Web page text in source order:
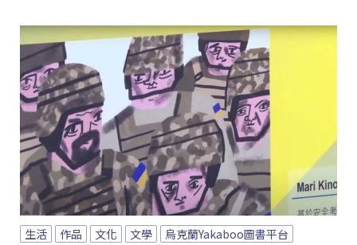
生活 作品 文化 文學
烏克蘭Yakaboo圖書平台